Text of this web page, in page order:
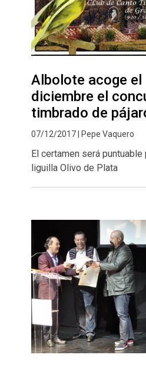
Albolote acoge el
diciembre el
timbrado de
07/12/2017 | Pepe Vaquero
El certamen será puntuable
liguilla Olivo de Plata